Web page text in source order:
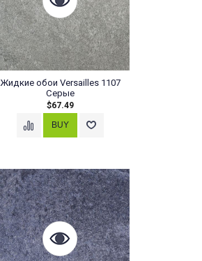
Жидкие обои Versailles 1107
Серые
$67.49